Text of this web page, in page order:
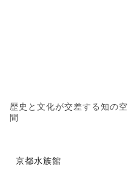
歴史と文化が交差する知の空
間
京都水族館